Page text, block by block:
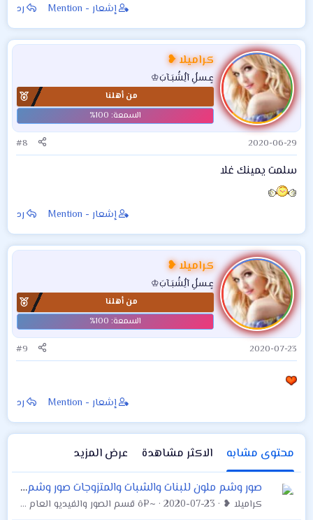
إشعار - Mention رد
كراميلا ❥
عٍـسلُِ آلُِشُبَـآبَ♔
من أهلنا
2020-06-29
#8
سلمت يمينك غلا
إشعار - Mention رد
كراميلا ❥
عٍـسلُِ آلُِشُبَـآبَ♔
من أهلنا
2020-07-23
#9
إشعار - Mention رد
محتوى مشابه الاكثر مشاهدة
عرض المزيد
صور وشم ملون للبنات والشبات والمتزوجات صور وشم طيور ملونة . وشم ملون بشكل عصافير وطيور روعة
كراميلا ❥ 2020-07-23 ~¤ô قسم الصور والفيديو العام ô¤~